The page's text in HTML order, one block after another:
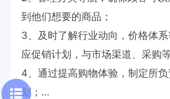
到他们想要的商品；
3、及时了解行业动向，价格体
应促销计划，与市场渠道、采购
4、通过提高购物体验，制定所
划；